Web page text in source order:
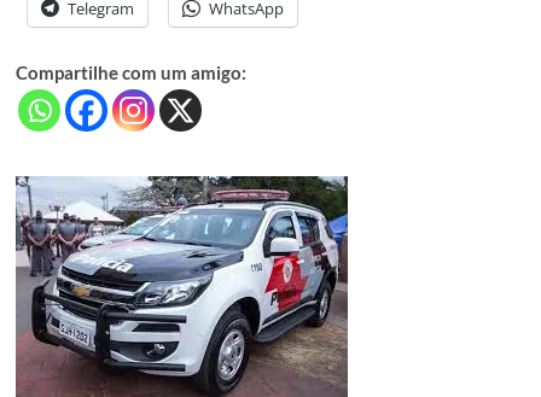
Telegram WhatsApp
Compartilhe com um amigo: